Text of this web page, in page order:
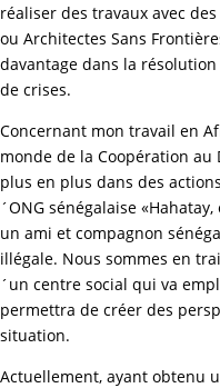
réaliser des travaux avec
ou Architectes Sans
davantage dans la
de crises.
Concernant mon travail en
monde de la Coopération
plus en plus dans des
´ONG sénégalaise
un ami et compagnon
illégale. Nous sommes en
´un centre social qui va
permettra de créer des
situation.
Actuellement, ayant obtenu